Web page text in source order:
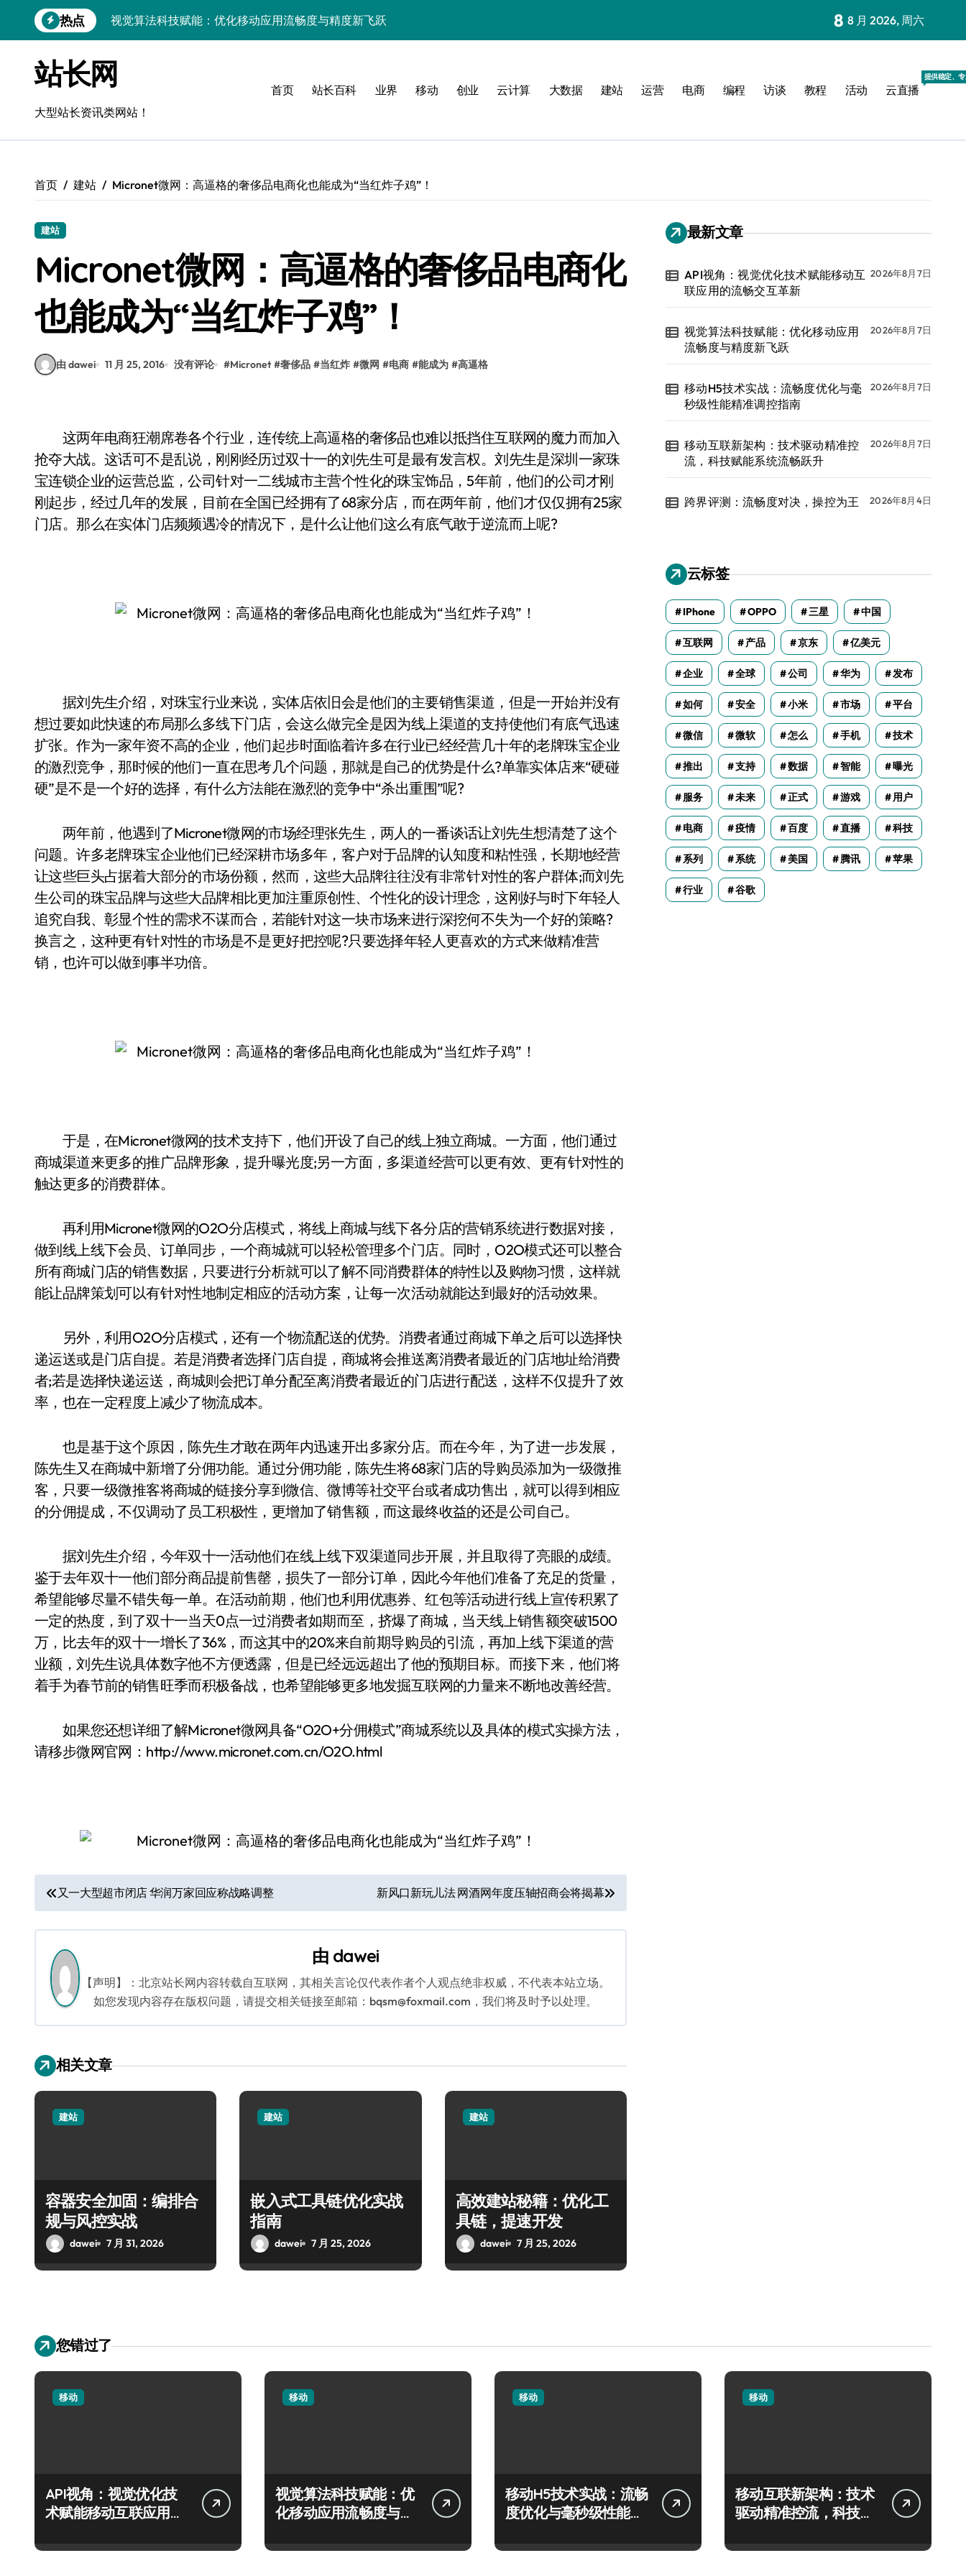
到
热点
视觉算法科技赋能：优化移动应用流畅度与精度新飞跃
移动互联新架构：技术驱动精准控流，科技赋能系统流畅跃升
跨界评测：流畅度对决，操控为王
深度评测：交互优化赋能移动端流畅体验
移动互联产品流畅度深度评测：优化体验新标准
API视角：视觉优化技术赋能移动互联应用的流畅交互革新
8 8 月 2026, 周六
站长网
大型站长资讯类网站！
首页 站长百科 业界 移动 创业 云计算 大数据 建站 运营 电商 编程 访谈 教程 活动 云直播
提供稳定、
首页 建站 Micronet微网：高逼格的奢侈品电商化也能成为“当红炸子鸡”！
建站
Micronet微网：高逼格的奢侈品电商化
也能成为“当红炸子鸡”！
由 dawei 11 月 25, 2016 没有评论 #Micronet #奢侈品 #当红炸 #微网 #电商 #能成为 #高逼格
这两年电商狂潮席卷各个行业，连传统上高逼格的奢侈品也难以抵挡住互联网的魔力而加入
抢夺大战。这话可不是乱说，刚刚经历过双十一的刘先生可是最有发言权。刘先生是深圳一家珠
宝连锁企业的运营总监，公司针对一二线城市主营个性化的珠宝饰品，5年前，他们的公司才刚
刚起步，经过几年的发展，目前在全国已经拥有了68家分店，而在两年前，他们才仅仅拥有25家
门店。那么在实体门店频频遇冷的情况下，是什么让他们这么有底气敢于逆流而上呢?
据刘先生介绍，对珠宝行业来说，实体店依旧会是他们的主要销售渠道，但是一开始并没有
想过要如此快速的布局那么多线下门店，会这么做完全是因为线上渠道的支持使他们有底气迅速
扩张。作为一家年资不高的企业，他们起步时面临着许多在行业已经经营几十年的老牌珠宝企业
的激烈竞争，那时候的他们一直在思考几个问题，那就是自己的优势是什么?单靠实体店来“硬碰
硬”是不是一个好的选择，有什么方法能在激烈的竞争中“杀出重围”呢?
两年前，他遇到了Micronet微网的市场经理张先生，两人的一番谈话让刘先生想清楚了这个
问题。许多老牌珠宝企业他们已经深耕市场多年，客户对于品牌的认知度和粘性强，长期地经营
让这些巨头占据着大部分的市场份额，然而，这些大品牌往往没有非常针对性的客户群体;而刘先
生公司的珠宝品牌与这些大品牌相比更加注重原创性、个性化的设计理念，这刚好与时下年轻人
追究自我、彰显个性的需求不谋而合，若能针对这一块市场来进行深挖何不失为一个好的策略?
换言之，这种更有针对性的市场是不是更好把控呢?只要选择年轻人更喜欢的方式来做精准营
销，也许可以做到事半功倍。
于是，在Micronet微网的技术支持下，他们开设了自己的线上独立商城。一方面，他们通过
商城渠道来更多的推广品牌形象，提升曝光度;另一方面，多渠道经营可以更有效、更有针对性的
触达更多的消费群体。
再利用Micronet微网的O2O分店模式，将线上商城与线下各分店的营销系统进行数据对接，
做到线上线下会员、订单同步，一个商城就可以轻松管理多个门店。同时，O2O模式还可以整合
所有商城门店的销售数据，只要进行分析就可以了解不同消费群体的特性以及购物习惯，这样就
能让品牌策划可以有针对性地制定相应的活动方案，让每一次活动就能达到最好的活动效果。
另外，利用O2O分店模式，还有一个物流配送的优势。消费者通过商城下单之后可以选择快
递运送或是门店自提。若是消费者选择门店自提，商城将会推送离消费者最近的门店地址给消费
者;若是选择快递运送，商城则会把订单分配至离消费者最近的门店进行配送，这样不仅提升了效
率，也在一定程度上减少了物流成本。
也是基于这个原因，陈先生才敢在两年内迅速开出多家分店。而在今年，为了进一步发展，
陈先生又在商城中新增了分佣功能。通过分佣功能，陈先生将68家门店的导购员添加为一级微推
客，只要一级微推客将商城的链接分享到微信、微博等社交平台或者成功售出，就可以得到相应
的分佣提成，不仅调动了员工积极性，更增加了销售额，而这最终收益的还是公司自己。
据刘先生介绍，今年双十一活动他们在线上线下双渠道同步开展，并且取得了亮眼的成绩。
鉴于去年双十一他们部分商品提前售罄，损失了一部分订单，因此今年他们准备了充足的货量，
希望能够尽量不错失每一单。在活动前期，他们也利用优惠券、红包等活动进行线上宣传积累了
一定的热度，到了双十一当天0点一过消费者如期而至，挤爆了商城，当天线上销售额突破1500
万，比去年的双十一增长了36%，而这其中的20%来自前期导购员的引流，再加上线下渠道的营
业额，刘先生说具体数字他不方便透露，但是已经远远超出了他的预期目标。而接下来，他们将
着手为春节前的销售旺季而积极备战，也希望能够更多地发掘互联网的力量来不断地改善经营。
如果您还想详细了解Micronet微网具备“O2O+分佣模式”商城系统以及具体的模式实操方法，
请移步微网官网：http://www.micronet.com.cn/O2O.html
文
章
导
航
又一大型超市闭店 华润万家回应称战略调整 新风口新玩儿法 网酒网年度压轴招商会将揭幕
由 dawei
【声明】：北京站长网内容转载自互联网，其相关言论仅代表作者个人观点绝非权威，不代表本站立场。
如您发现内容存在版权问题，请提交相关链接至邮箱：bqsm@foxmail.com，我们将及时予以处理。
相关文章
建站
容器安全加固：编排合
规与风控实战
dawei 7 月 31, 2026
建站
嵌入式工具链优化实战
指南
dawei 7 月 25, 2026
建站
高效建站秘籍：优化工
具链，提速开发
dawei 7 月 25, 2026
最新文章
API视角：视觉优化技术赋能移动互
联应用的流畅交互革新
2026年8月7日
视觉算法科技赋能：优化移动应用
流畅度与精度新飞跃
2026年8月7日
移动H5技术实战：流畅度优化与毫
秒级性能精准调控指南
2026年8月7日
移动互联新架构：技术驱动精准控
流，科技赋能系统流畅跃升
2026年8月7日
跨界评测：流畅度对决，操控为王 2026年8月4日
云标签
IPhone OPPO 三星 中国
互联网 产品 京东 亿美元
企业 全球 公司 华为 发布
如何 安全 小米 市场 平台
微信 微软 怎么 手机 技术
推出 支持 数据 智能 曝光
服务 未来 正式 游戏 用户
电商 疫情 百度 直播 科技
系列 系统 美国 腾讯 苹果
行业 谷歌
您错过了
移动
API视角：视觉优化技
术赋能移动互联应用的
移动
视觉算法科技赋能：优
化移动应用流畅度与精
移动
移动H5技术实战：流畅
度优化与毫秒级性能精
移动
移动互联新架构：技术
驱动精准控流，科技赋